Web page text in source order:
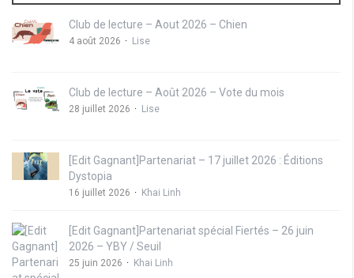
Club de lecture – Aout 2026 – Chien
4 août 2026 Lise
Club de lecture – Août 2026 – Vote du mois
28 juillet 2026 Lise
[Edit Gagnant]Partenariat – 17 juillet 2026 : Éditions
Dystopia
16 juillet 2026 Khai Linh
[Edit Gagnant]Partenariat spécial Fiertés – 26 juin
2026 – YBY / Seuil
25 juin 2026 Khai Linh